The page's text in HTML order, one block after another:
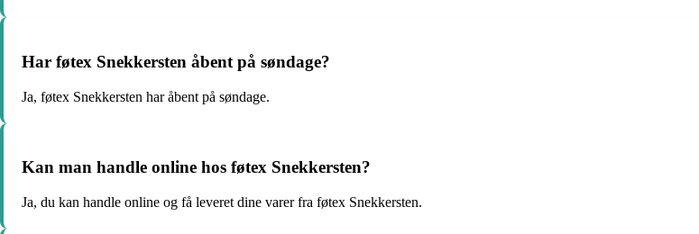
Har føtex Snekkersten åbent på søndage?
Ja, føtex Snekkersten har åbent på søndage.
Kan man handle online hos føtex Snekkersten?
Ja, du kan handle online og få leveret dine varer fra føtex Snekkersten.